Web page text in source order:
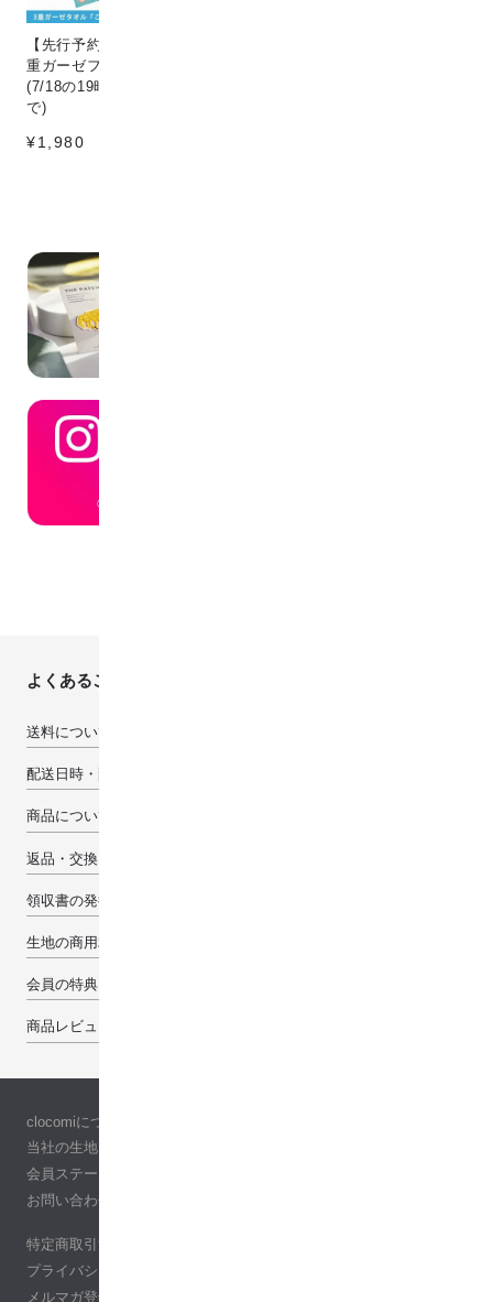
【先行予約販売】[こなゆき] 3
重ガーゼフェイスタオル dino
(7/18の19時〜7/25の12時ま
で)
¥1,980
よくあるご質問
送料について
配送日時・配送先について
商品について
返品・交換・キャンセルについて
領収書の発行について
生地の商用利用について
会員の特典
商品レビューで100pt
clocomiについて
当社の生地について
会員ステージ
お問い合わせ
特定商取引法に基づく表記
プライバシーポリシー
メルマガ登録・解除